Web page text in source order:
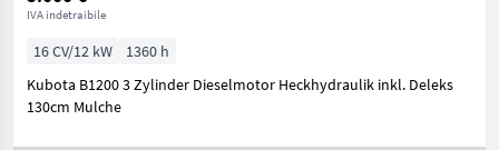
IVA indetraibile
16 CV/12 kW
1360 h
Kubota B1200 3 Zylinder Dieselmotor Heckhydraulik inkl. Deleks
130cm Mulche